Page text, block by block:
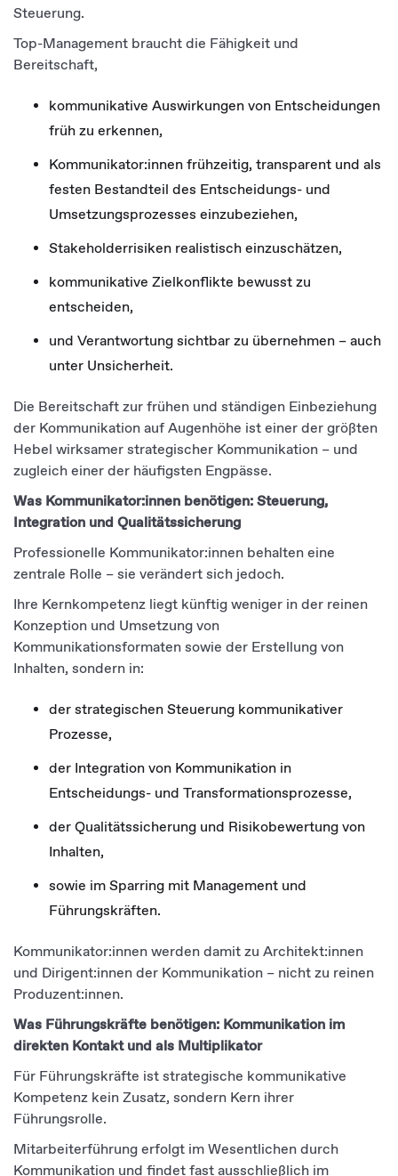
Steuerung.
Top-Management braucht die Fähigkeit und
Bereitschaft,
kommunikative Auswirkungen von Entscheidungen
früh zu erkennen,
Kommunikator:innen frühzeitig, transparent und als
festen Bestandteil des Entscheidungs- und
Umsetzungsprozesses einzubeziehen,
Stakeholderrisiken realistisch einzuschätzen,
kommunikative Zielkonflikte bewusst zu
entscheiden,
und Verantwortung sichtbar zu übernehmen – auch
unter Unsicherheit.
Die Bereitschaft zur frühen und ständigen Einbeziehung
der Kommunikation auf Augenhöhe ist einer der größten
Hebel wirksamer strategischer Kommunikation – und
zugleich einer der häufigsten Engpässe.
Was Kommunikator:innen benötigen: Steuerung,
Integration und Qualitätssicherung
Professionelle Kommunikator:innen behalten eine
zentrale Rolle – sie verändert sich jedoch.
Ihre Kernkompetenz liegt künftig weniger in der reinen
Konzeption und Umsetzung von
Kommunikationsformaten sowie der Erstellung von
Inhalten, sondern in:
der strategischen Steuerung kommunikativer
Prozesse,
der Integration von Kommunikation in
Entscheidungs- und Transformationsprozesse,
der Qualitätssicherung und Risikobewertung von
Inhalten,
sowie im Sparring mit Management und
Führungskräften.
Kommunikator:innen werden damit zu Architekt:innen
und Dirigent:innen der Kommunikation – nicht zu reinen
Produzent:innen.
Was Führungskräfte benötigen: Kommunikation im
direkten Kontakt und als Multiplikator
Für Führungskräfte ist strategische kommunikative
Kompetenz kein Zusatz, sondern Kern ihrer
Führungsrolle.
Mitarbeiterführung erfolgt im Wesentlichen durch
Kommunikation und findet fast ausschließlich im